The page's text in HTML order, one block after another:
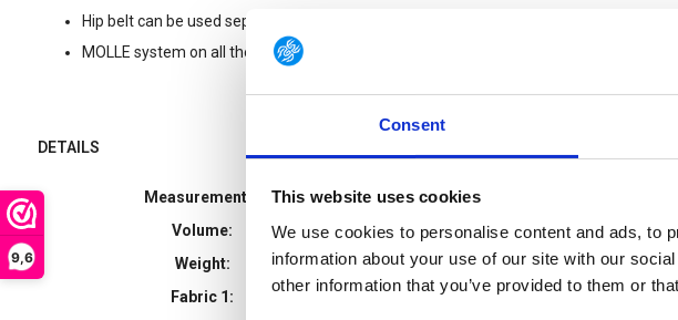
Consent
This website uses cookies
We use cookies to personalise content and ads, to
information about your use of our site with our
other information that you’ve provided to them or
9,6
Hip belt can be used separately as a Warrior Belt
MOLLE system on all the important attachment areas
DETAILS
Measurements:
74 x 31 x 23 cm
Volume:
52 l
Weight:
2,67 kg
Fabric 1:
CORDURA® 700 den